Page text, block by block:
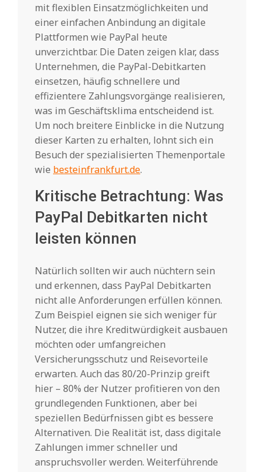
mit flexiblen Einsatzmöglichkeiten und
einer einfachen Anbindung an digitale
Plattformen wie PayPal heute
unverzichtbar. Die Daten zeigen klar, dass
Unternehmen, die PayPal-Debitkarten
einsetzen, häufig schnellere und
effizientere Zahlungsvorgänge realisieren,
was im Geschäftsklima entscheidend ist.
Um noch breitere Einblicke in die Nutzung
dieser Karten zu erhalten, lohnt sich ein
Besuch der spezialisierten Themenportale
wie besteinfrankfurt.de.
Kritische Betrachtung: Was
PayPal Debitkarten nicht
leisten können
Natürlich sollten wir auch nüchtern sein
und erkennen, dass PayPal Debitkarten
nicht alle Anforderungen erfüllen können.
Zum Beispiel eignen sie sich weniger für
Nutzer, die ihre Kreditwürdigkeit ausbauen
möchten oder umfangreichen
Versicherungsschutz und Reisevorteile
erwarten. Auch das 80/20-Prinzip greift
hier – 80% der Nutzer profitieren von den
grundlegenden Funktionen, aber bei
speziellen Bedürfnissen gibt es bessere
Alternativen. Die Realität ist, dass digitale
Zahlungen immer schneller und
anspruchsvoller werden. Weiterführende